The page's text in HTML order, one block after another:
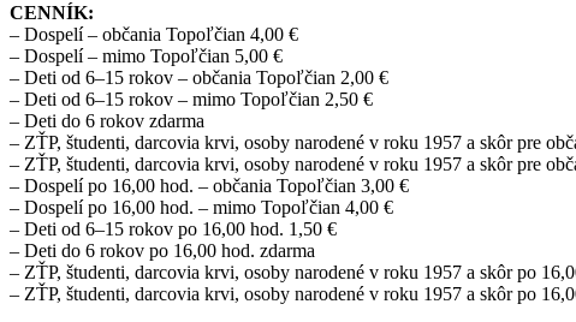
CENNÍK:
– Dospelí – občania Topoľčian 4,00 €
– Dospelí – mimo Topoľčian 5,00 €
– Deti od 6–15 rokov – občania Topoľčian 2,00 €
– Deti od 6–15 rokov – mimo Topoľčian 2,50 €
– Deti do 6 rokov zdarma
– ZŤP, študenti, darcovia krvi, osoby narodené v roku 1957 a skôr pre
– ZŤP, študenti, darcovia krvi, osoby narodené v roku 1957 a skôr pre
– Dospelí po 16,00 hod. – občania Topoľčian 3,00 €
– Dospelí po 16,00 hod. – mimo Topoľčian 4,00 €
– Deti od 6–15 rokov po 16,00 hod. 1,50 €
– Deti do 6 rokov po 16,00 hod. zdarma
– ZŤP, študenti, darcovia krvi, osoby narodené v roku 1957 a skôr po
– ZŤP, študenti, darcovia krvi, osoby narodené v roku 1957 a skôr po